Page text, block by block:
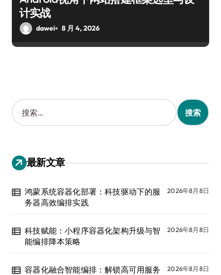
计实战
dawei 8 月 4, 2026
搜
索
：
最新文章
鸿蒙系统容器化部署：科技驱动下的服
务器高效编排实践
2026年8月8日
科技赋能：小程序容器化架构升级与智
能编排降本策略
2026年8月8日
容器化融合智能编排：解锁高可用服务
2026年8月8日